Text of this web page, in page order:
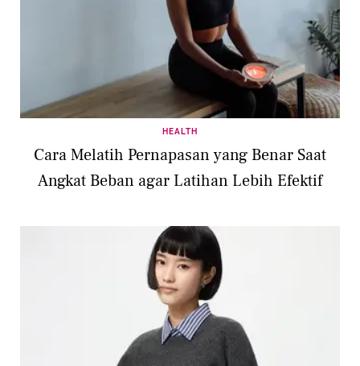
HEALTH
Cara Melatih Pernapasan yang Benar Saat
Angkat Beban agar Latihan Lebih Efektif